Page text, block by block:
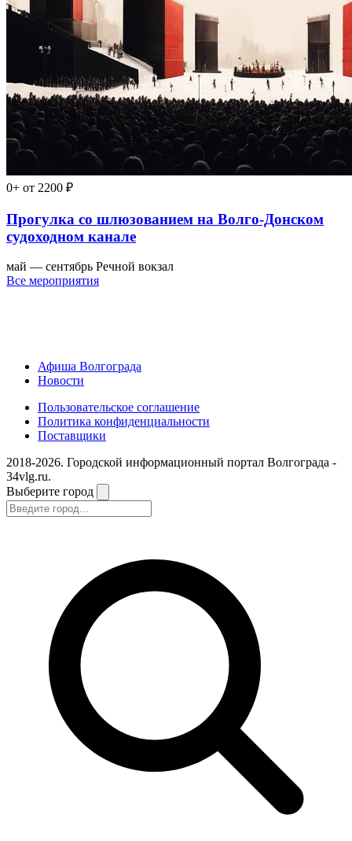
0+ от 2200 ₽
Прогулка со шлюзованием на Волго-Донском
судоходном канале
май — сентябрь Речной вокзал
Все мероприятия
Афиша Волгограда
Новости
Пользовательское соглашение
Политика конфиденциальности
Поставщики
2018-2026. Городской информационный портал Волгограда -
34vlg.ru.
Выберите город